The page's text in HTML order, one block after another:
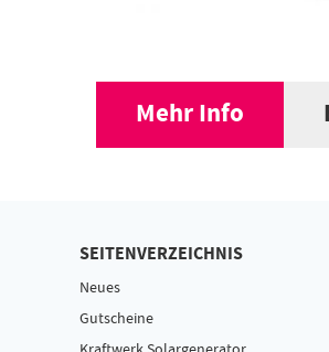
Mehr Info
SEITENVERZEICHNIS
Neues
Gutscheine